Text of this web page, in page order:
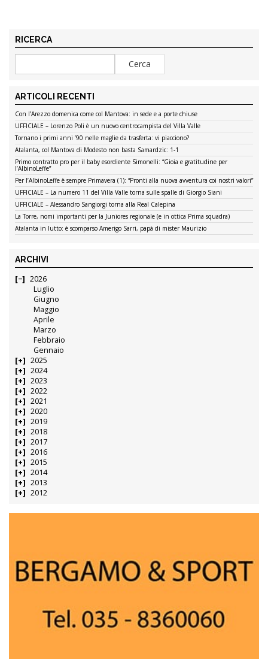
RICERCA
ARTICOLI RECENTI
Con l’Arezzo domenica come col Mantova: in sede e a porte chiuse
UFFICIALE – Lorenzo Poli è un nuovo centrocampista del Villa Valle
Tornano i primi anni ’90 nelle maglie da trasferta: vi piacciono?
Atalanta, col Mantova di Modesto non basta Samardzic: 1-1
Primo contratto pro per il baby esordiente Simonelli: “Gioia e gratitudine per
l’AlbinoLeffe”
Per l’AlbinoLeffe è sempre Primavera (1): “Pronti alla nuova avventura coi nostri valori”
UFFICIALE – La numero 11 del Villa Valle torna sulle spalle di Giorgio Siani
UFFICIALE – Alessandro Sangiorgi torna alla Real Calepina
La Torre, nomi importanti per la Juniores regionale (e in ottica Prima squadra)
Atalanta in lutto: è scomparso Amerigo Sarri, papà di mister Maurizio
ARCHIVI
2026
Luglio
Giugno
Maggio
Aprile
Marzo
Febbraio
Gennaio
2025
2024
2023
2022
2021
2020
2019
2018
2017
2016
2015
2014
2013
2012